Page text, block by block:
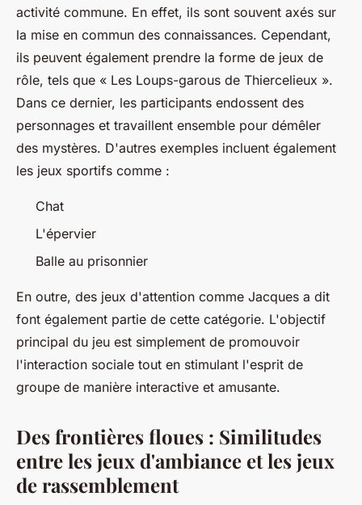
activité commune. En effet, ils sont souvent axés sur
la mise en commun des connaissances. Cependant,
ils peuvent également prendre la forme de jeux de
rôle, tels que « Les Loups-garous de Thiercelieux ».
Dans ce dernier, les participants endossent des
personnages et travaillent ensemble pour démêler
des mystères. D'autres exemples incluent également
les jeux sportifs comme :
Chat
L'épervier
Balle au prisonnier
En outre, des jeux d'attention comme Jacques a dit
font également partie de cette catégorie. L'objectif
principal du jeu est simplement de promouvoir
l'interaction sociale tout en stimulant l'esprit de
groupe de manière interactive et amusante.
Des frontières floues : Similitudes
entre les jeux d'ambiance et les jeux
de rassemblement